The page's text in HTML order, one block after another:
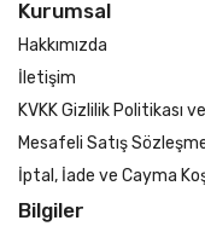
Kurumsal
Hakkımızda
İletişim
KVKK Gizlilik Politikası
Mesafeli Satış
İptal, İade ve Cayma
Bilgiler